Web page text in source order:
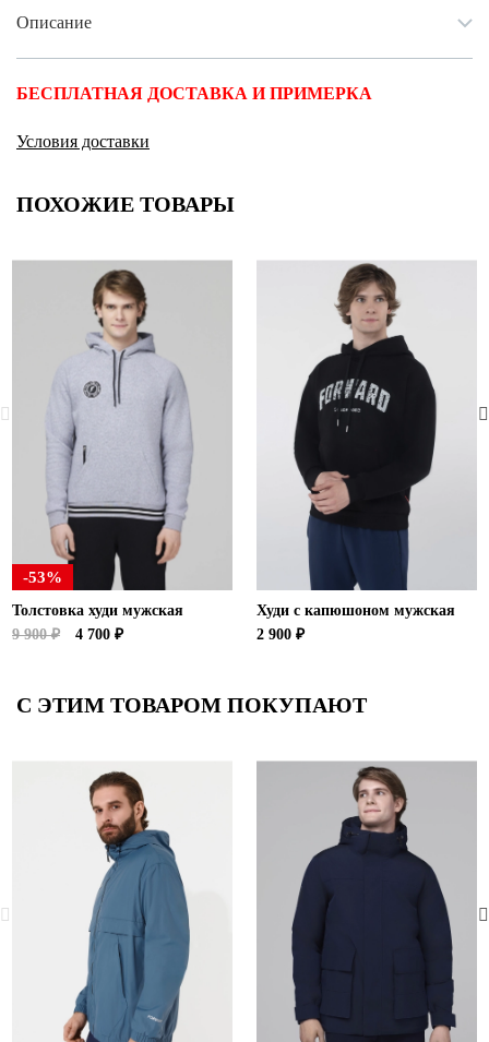
Описание
БЕСПЛАТНАЯ ДОСТАВКА И ПРИМЕРКА
Условия доставки
ПОХОЖИЕ ТОВАРЫ
-53%
Толстовка худи мужская
9 900 ₽
4 700 ₽
Худи с капюшоном мужская
2 900 ₽
С ЭТИМ ТОВАРОМ ПОКУПАЮТ